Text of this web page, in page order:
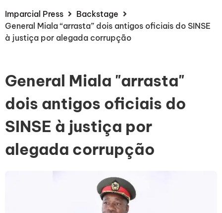
Imparcial Press
Backstage
General Miala “arrasta” dois antigos oficiais do SINSE
à justiça por alegada corrupção
General Miala "arrasta"
dois antigos oficiais do
SINSE à justiça por
alegada corrupção